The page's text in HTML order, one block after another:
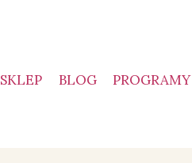
SKLEP BLOG PROGRAMY